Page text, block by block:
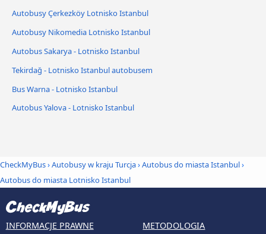
Autobusy Çerkezköy Lotnisko Istanbul
Autobusy Nikomedia Lotnisko Istanbul
Autobus Sakarya - Lotnisko Istanbul
Tekirdağ - Lotnisko Istanbul autobusem
Bus Warna - Lotnisko Istanbul
Autobus Yalova - Lotnisko Istanbul
CheckMyBus›Autobusy w kraju Turcja›Autobus do miasta Istanbul›
Autobus do miasta Lotnisko Istanbul
INFORMACJE PRAWNE METODOLOGIA